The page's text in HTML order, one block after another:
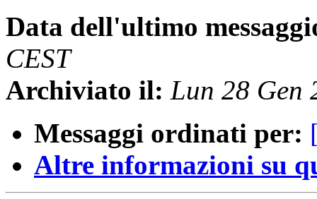
Data dell'ultimo
CEST
Archiviato il: Lun 28 Gen
Messaggi ordinati per:
Altre informazioni su